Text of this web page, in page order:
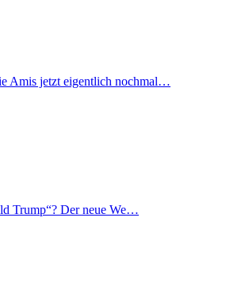
Amis jetzt eigentlich nochmal…
Trump“? Der neue We…